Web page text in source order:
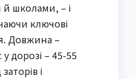
й школами, – і
ключові
Довжина –
дорозі – 45-55
і